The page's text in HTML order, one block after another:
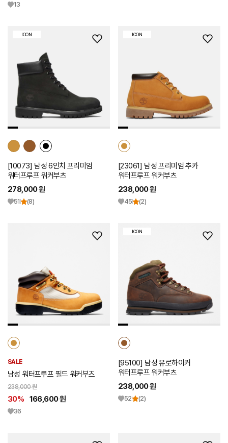
13
위
추
가
ICON
[10073] 남성 6인치 프리미엄
워터프루프 워커부츠
278,000 원
51 (8)
위
추
가
ICON
[23061] 남성 프리미엄 추카
워터프루프 워커부츠
238,000 원
45 (2)
위
추
가
SALE
남성 워터프루프 필드 워커부츠
238,000 원
30% 166,600 원
36
위
추
가
ICON
[95100] 남성 유로하이커
워터프루프 워커부츠
238,000 원
52 (2)